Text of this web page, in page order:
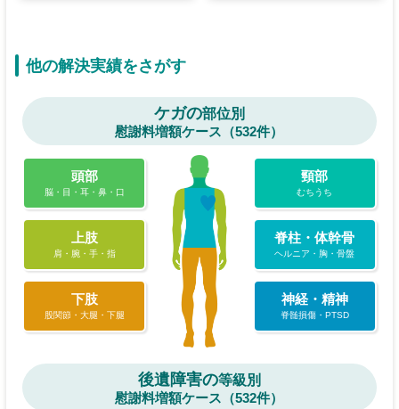
他の解決実績をさがす
ケガの部位別
慰謝料増額ケース（532件）
頭部
脳・目・耳・鼻・口
頸部
むちうち
上肢
肩・腕・手・指
脊柱・体幹骨
ヘルニア・胸・骨盤
下肢
股関節・大腿・下腿
神経・精神
脊髄損傷・PTSD
後遺障害の等級別
慰謝料増額ケース（532件）